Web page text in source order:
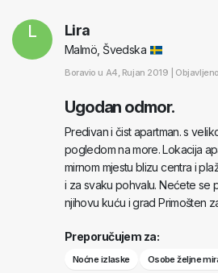
L Lira
Malmö, Švedska
Boravio u A4, Rujan 2019 |
Ugodan odmor.
Predivan i čist apartman. s
pogledom na more. Lokacija
mirnom mjestu blizu centra i
i za svaku pohvalu. Nećete se
njihovu kuću i grad Primošten
Preporučujem za:
Noćne izlaske Osobe željne